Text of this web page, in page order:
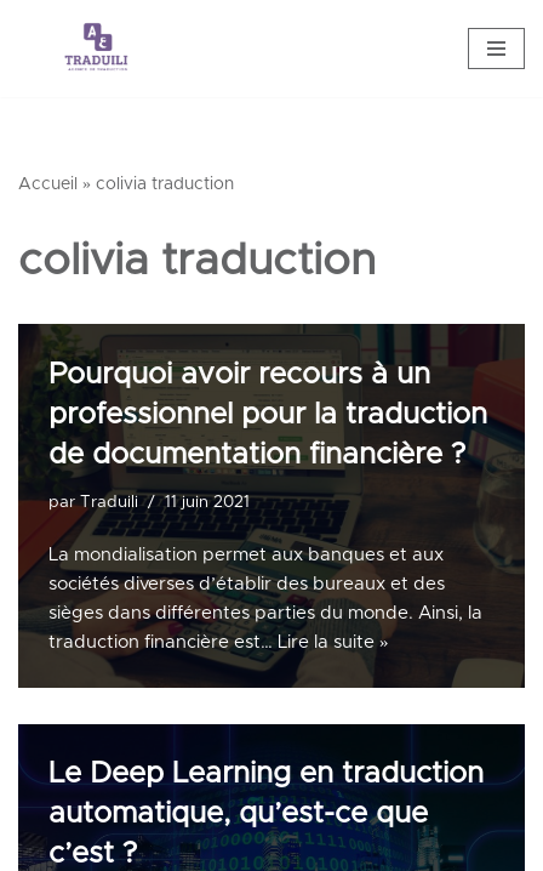
Accueil » colivia traduction
colivia traduction
Pourquoi avoir recours à un
professionnel pour la traduction
de documentation financière ?
parTraduili 11 juin 2021
La mondialisation permet aux banques et aux
sociétés diverses d’établir des bureaux et des
sièges dans différentes parties du monde. Ainsi, la
traduction financière est… Lire la suite »
Le Deep Learning en traduction
automatique, qu’est-ce que
c’est ?